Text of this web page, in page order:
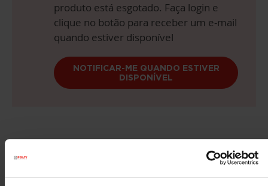
produto está esgotado. Faça login e
clique no botão para receber um e-mail
quando estiver disponível
NOTIFICAR-ME QUANDO ESTIVER
DISPONÍVEL
Entrega gratuitaacima de 60€